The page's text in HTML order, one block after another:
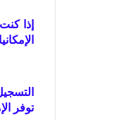
إذا
توفر